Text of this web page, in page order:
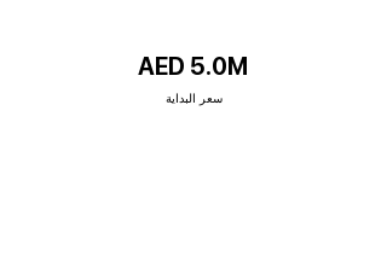
AED 5.0M
سعر البداية